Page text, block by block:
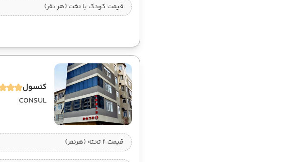
قیمت کودک با تخت (هر نفر)
کنسول
CONSUL
قیمت 2 تخته (هرنفر)